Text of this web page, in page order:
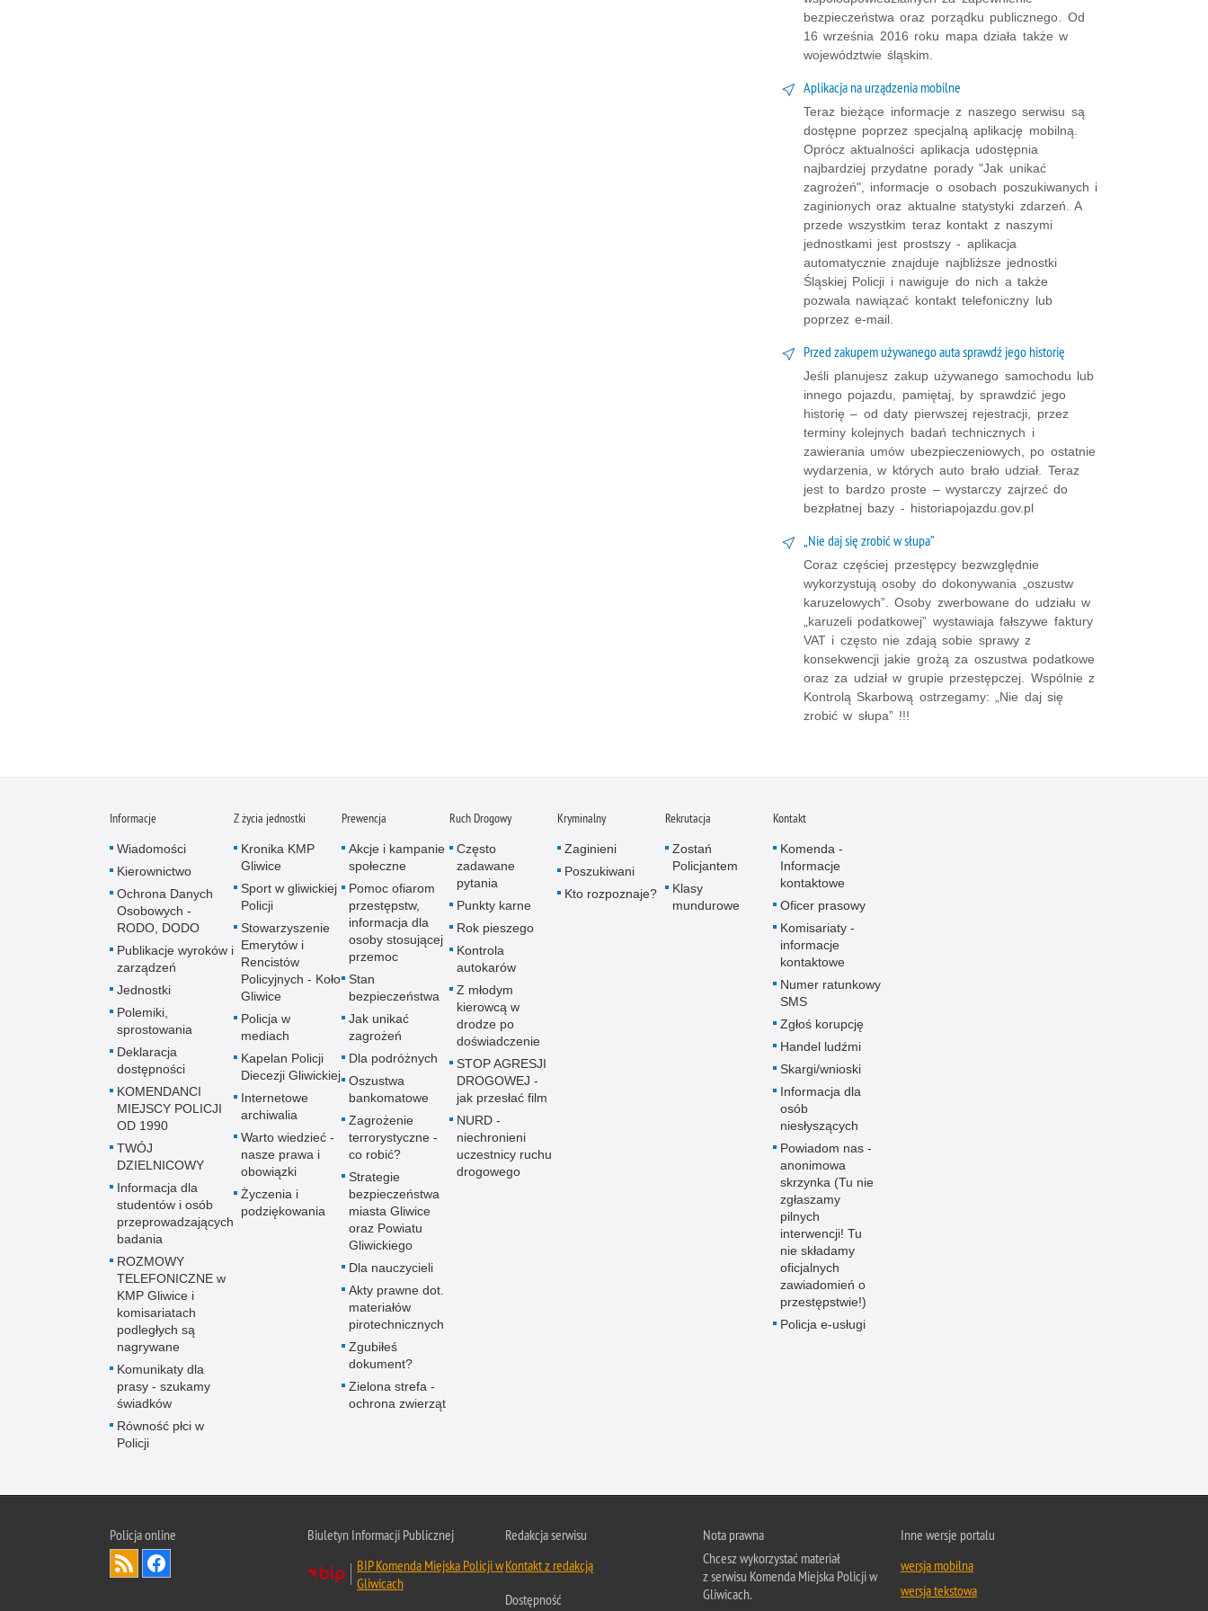
bezpieczeństwa oraz porządku publicznego. Od
16 września 2016 roku mapa działa także w
województwie śląskim.
Aplikacja na urządzenia mobilne
Teraz bieżące informacje z naszego serwisu są
dostępne poprzez specjalną aplikację mobilną.
Oprócz aktualności aplikacja udostępnia
najbardziej przydatne porady "Jak unikać
zagrożeń", informacje o osobach poszukiwanych i
zaginionych oraz aktualne statystyki zdarzeń. A
przede wszystkim teraz kontakt z naszymi
jednostkami jest prostszy - aplikacja
automatycznie znajduje najbliższe jednostki
Śląskiej Policji i nawiguje do nich a także
pozwala nawiązać kontakt telefoniczny lub
poprzez e-mail.
Przed zakupem używanego auta sprawdź jego historię
Jeśli planujesz zakup używanego samochodu lub
innego pojazdu, pamiętaj, by sprawdzić jego
historię – od daty pierwszej rejestracji, przez
terminy kolejnych badań technicznych i
zawierania umów ubezpieczeniowych, po ostatnie
wydarzenia, w których auto brało udział. Teraz
jest to bardzo proste – wystarczy zajrzeć do
bezpłatnej bazy - historiapojazdu.gov.pl
„Nie daj się zrobić w słupa”
Coraz częściej przestępcy bezwzględnie
wykorzystują osoby do dokonywania „oszustw
karuzelowych”. Osoby zwerbowane do udziału w
„karuzeli podatkowej” wystawiaja fałszywe faktury
VAT i często nie zdają sobie sprawy z
konsekwencji jakie grożą za oszustwa podatkowe
oraz za udział w grupie przestępczej. Wspólnie z
Kontrolą Skarbową ostrzegamy: „Nie daj się
zrobić w słupa” !!!
Informacje
Wiadomości
Kierownictwo
Ochrona Danych
Osobowych -
RODO, DODO
Publikacje wyroków i
zarządzeń
Jednostki
Polemiki,
sprostowania
Deklaracja
dostępności
KOMENDANCI
MIEJSCY POLICJI
OD 1990
TWÓJ
DZIELNICOWY
Informacja dla
studentów i osób
przeprowadzających
badania
ROZMOWY
TELEFONICZNE w
KMP Gliwice i
komisariatach
podległych są
nagrywane
Komunikaty dla
prasy - szukamy
świadków
Równość płci w
Policji
Z życia jednostki
Kronika KMP
Gliwice
Sport w gliwickiej
Policji
Stowarzyszenie
Emerytów i
Rencistów
Policyjnych - Koło
Gliwice
Policja w
mediach
Kapelan Policji
Diecezji Gliwickiej
Internetowe
archiwalia
Warto wiedzieć -
nasze prawa i
obowiązki
Życzenia i
podziękowania
Prewencja
Akcje i kampanie
społeczne
Pomoc ofiarom
przestępstw,
informacja dla
osoby stosującej
przemoc
Stan
bezpieczeństwa
Jak unikać
zagrożeń
Dla podróżnych
Oszustwa
bankomatowe
Zagrożenie
terrorystyczne -
co robić?
Strategie
bezpieczeństwa
miasta Gliwice
oraz Powiatu
Gliwickiego
Dla nauczycieli
Akty prawne dot.
materiałów
pirotechnicznych
Zgubiłeś
dokument?
Zielona strefa -
ochrona zwierząt
Ruch Drogowy
Często
zadawane
pytania
Punkty karne
Rok pieszego
Kontrola
autokarów
Z młodym
kierowcą w
drodze po
doświadczenie
STOP AGRESJI
DROGOWEJ -
jak przesłać film
NURD -
niechronieni
uczestnicy ruchu
drogowego
Kryminalny
Zaginieni
Poszukiwani
Kto rozpoznaje?
Rekrutacja
Zostań
Policjantem
Klasy
mundurowe
Kontakt
Komenda -
Informacje
kontaktowe
Oficer prasowy
Komisariaty -
informacje
kontaktowe
Numer ratunkowy
SMS
Zgłoś korupcję
Handel ludźmi
Skargi/wnioski
Informacja dla
osób
niesłyszących
Powiadom nas -
anonimowa
skrzynka (Tu nie
zgłaszamy
pilnych
interwencji! Tu
nie składamy
oficjalnych
zawiadomień o
przestępstwie!)
Policja e-usługi
Policja online
Biuletyn Informacji Publicznej
BIP Komenda Miejska Policji w
Gliwicach
Redakcja serwisu
Kontakt z redakcją
Dostępność
Nota prawna
Chcesz wykorzystać materiał
z serwisu Komenda Miejska Policji w
Gliwicach.
Inne wersje portalu
wersja mobilna
wersja tekstowa